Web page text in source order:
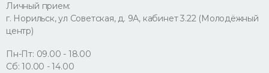
Личный прием:
г. Норильск, ул Советская, д. 9А, кабинет 3.22 (Молодёжный
центр)
Пн-Пт: 09.00 - 18.00
Сб: 10.00 - 14.00